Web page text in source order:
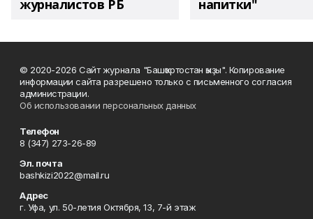
журналистов РБ напитки"
© 2020-2026 Сайт журнала "Башҡортостан ҡыҙы". Копирование
информации сайта разрешено только с письменного согласия
администрации.
Об использовании персональных данных
Телефон
8 (347) 273-26-89
Эл. почта
bashkizi2022@mail.ru
Адрес
г. Уфа, ул. 50-летия Октября, 13, 7-й этаж